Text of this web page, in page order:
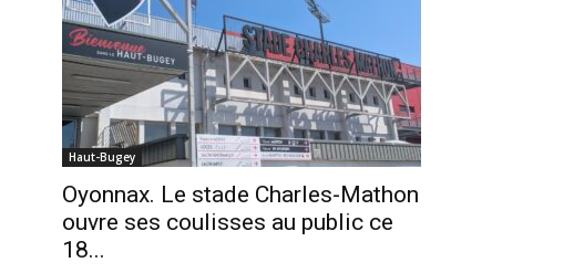
Haut-Bugey
Oyonnax. Le stade Charles-Mathon
ouvre ses coulisses au public ce
18...